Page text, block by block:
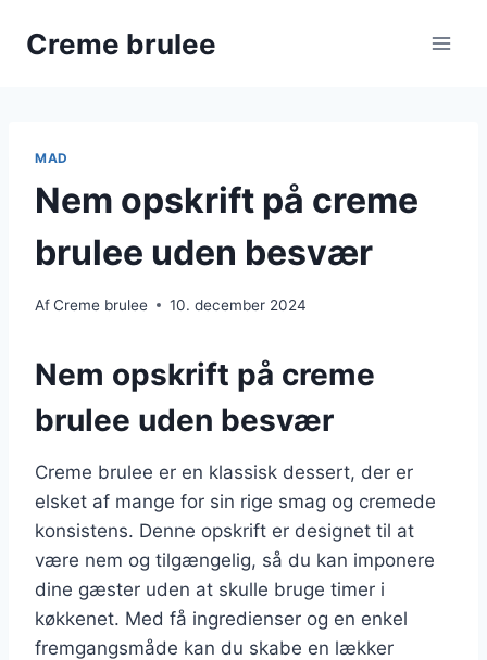
Creme brulee
MAD
Nem opskrift på creme
brulee uden besvær
AfCreme brulee 10. december 2024
Nem opskrift på creme
brulee uden besvær
Creme brulee er en klassisk dessert, der er
elsket af mange for sin rige smag og cremede
konsistens. Denne opskrift er designet til at
være nem og tilgængelig, så du kan imponere
dine gæster uden at skulle bruge timer i
køkkenet. Med få ingredienser og en enkel
fremgangsmåde kan du skabe en lækker